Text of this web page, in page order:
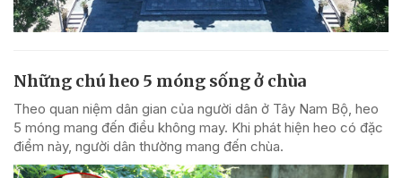
Những chú heo 5 móng sống ở chùa
Theo quan niệm dân gian của người dân ở Tây Nam Bộ, heo
5 móng mang đến điều không may. Khi phát hiện heo có đặc
điểm này, người dân thường mang đến chùa.